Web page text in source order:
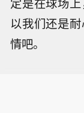
以我们还是
情吧。